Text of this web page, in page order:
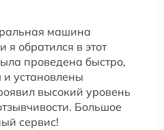
машина
я обратился в этот
проведена быстро,
установлены
высокий уровень
Большое
сервис!